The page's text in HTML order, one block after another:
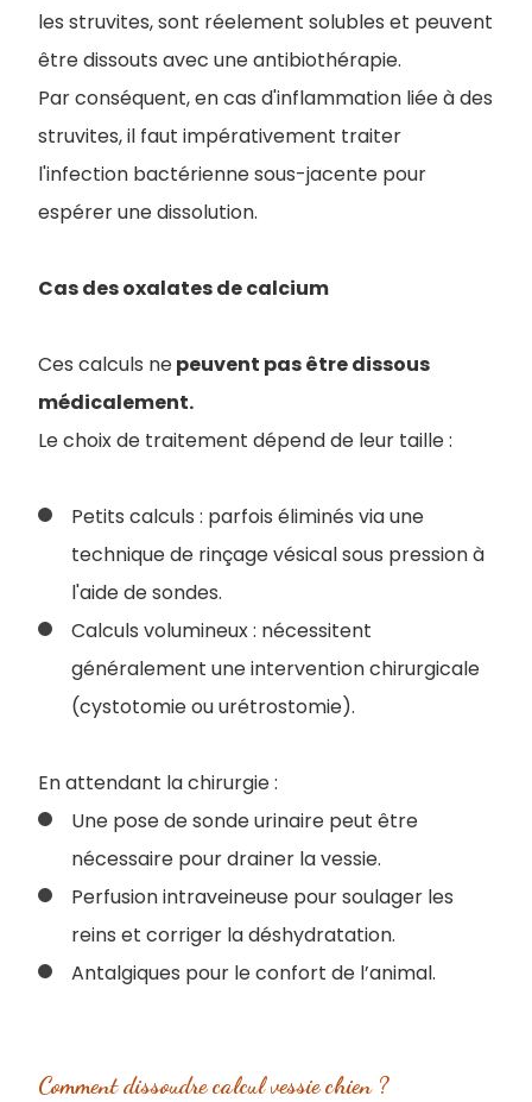
les struvites, sont réelement solubles et peuvent
être dissouts avec une antibiothérapie.
Par conséquent, en cas d'inflammation liée à des
struvites, il faut impérativement traiter
l'infection bactérienne sous-jacente pour
espérer une dissolution.
Cas des oxalates de calcium
Ces calculs nepeuvent pas être dissous
médicalement.
Le choix de traitement dépend de leur taille :
Petits calculs : parfois éliminés via une
technique de rinçage vésical sous pression à
l'aide de sondes.
Calculs volumineux : nécessitent
généralement une intervention chirurgicale
(cystotomie ou urétrostomie).
En attendant la chirurgie :
Une pose de sonde urinaire peut être
nécessaire pour drainer la vessie.
Perfusion intraveineuse pour soulager les
reins et corriger la déshydratation.
Antalgiques pour le confort de l’animal.
Comment dissoudre calcul vessie chien ?